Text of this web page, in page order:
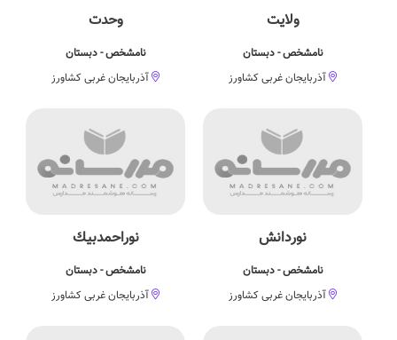
ولایت
نامشخص - دبستان
آذربایجان غربی کشاورز
وحدت
نامشخص - دبستان
آذربایجان غربی کشاورز
نوردانش
نامشخص - دبستان
آذربایجان غربی کشاورز
نوراحمدبیك
نامشخص - دبستان
آذربایجان غربی کشاورز